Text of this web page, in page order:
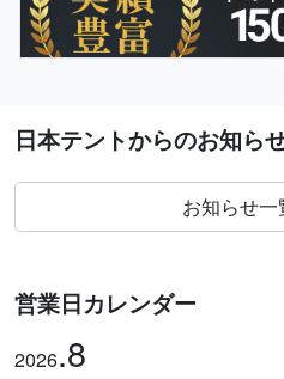
日本テントからのお知ら
お知らせ一
営業日カレンダー
2026.8